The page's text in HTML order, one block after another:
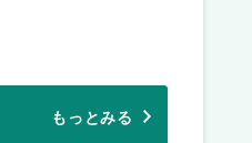
もっとみる